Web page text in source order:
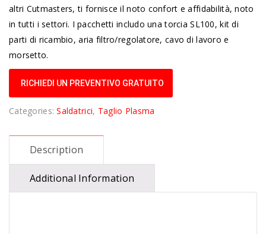
altri Cutmasters, ti fornisce il noto confort e affidabilità, noto
in tutti i settori. I pacchetti includo una torcia SL100, kit di
parti di ricambio, aria filtro/regolatore, cavo di lavoro e
morsetto.
RICHIEDI UN PREVENTIVO GRATUITO
Categories:Saldatrici, Taglio Plasma
Description
Additional Information